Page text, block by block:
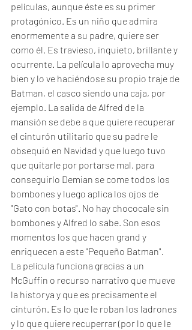
películas, aunque éste es su primer
protagónico. Es un niño que admira
enormemente a su padre, quiere ser
como él. Es travieso, inquieto, brillante y
ocurrente. La película lo aprovecha muy
bien y lo ve haciéndose su propio traje de
Batman, el casco siendo una caja, por
ejemplo. La salida de Alfred de la
mansión se debe a que quiere recuperar
el cinturón utilitario que su padre le
obsequió en Navidad y que luego tuvo
que quitarle por portarse mal, para
conseguirlo Demian se come todos los
bombones y luego aplica los ojos de
"Gato con botas". No hay chococale sin
bombones y Alfred lo sabe. Son esos
momentos los que hacen grand y
enriquecen a este "Pequeño Batman".
La película funciona gracias a un
McGuffin o recurso narrativo que mueve
la historya y que es precisamente el
cinturón. Es lo que le roban los ladrones
y lo que quiere recuperrar (por lo que le